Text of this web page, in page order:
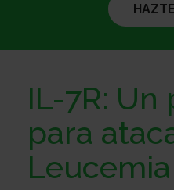
Inicio
Sobre
nosotros
Colabora
IL-7R:
para